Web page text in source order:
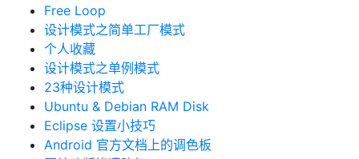
Free Loop
设计模式之简单工厂模式
个人收藏
设计模式之单例模式
23种设计模式
Ubuntu & Debian RAM Disk
Eclipse 设置小技巧
Android 官方文档上的调色板